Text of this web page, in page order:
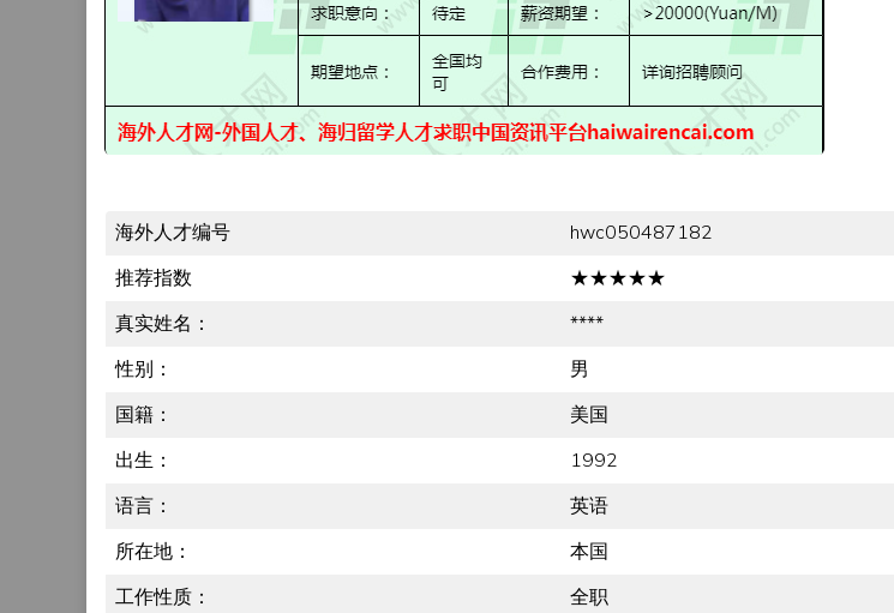
海外人才编号
hwc050487182
推荐指数
★★★★★
真实姓名：
****
性别：
男
国籍：
美国
出生：
1992
语言：
英语
所在地：
本国
工作性质：
全职